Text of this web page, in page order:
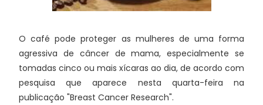
O café pode proteger as mulheres de uma forma
agressiva de câncer de mama, especialmente se
tomadas cinco ou mais xícaras ao dia, de acordo com
pesquisa que aparece nesta quarta-feira na
publicação "Breast Cancer Research".